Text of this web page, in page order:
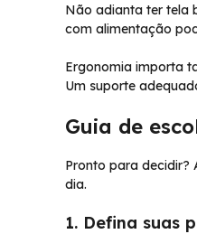
Não adianta ter tela
com alimentação
Ergonomia importa
Um suporte
Guia de
Pronto para decidir?
dia.
1. Defina suas